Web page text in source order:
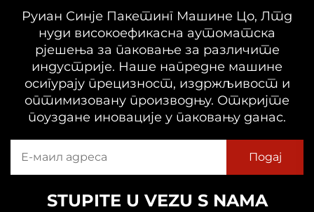
Руиан Синје Пакетинг Машине Цо, Лтд
нуди високоефикасна аутоматска
рјешења за паковање за различите
индустрије. Наше напредне машине
осигурају прецизност, издржљивост и
оптимизовану производњу. Откријте
поуздане иновације у паковању данас.
STUPITE U VEZU S NAMA